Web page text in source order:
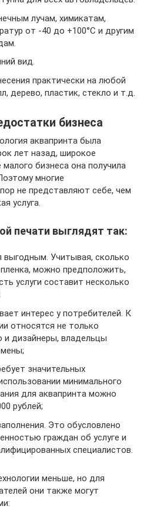
лучам, химикатам,
от -40 до +100°С и другим
вид.
практически на любой
дерево, пластик, стекло и т.д.
бизнеса
аквапринта была
лет назад, широкое
бизнеса она получила
многие
не представляют себе, чем
услуга.
печати выглядят так:
выгодным. Учитывая, сколько
можно предположить,
услуги составит несколько
интерес у потребителей. К
относятся не только
и дизайнеры, владельцы
значительных
минимального
для аквапринта можно
рублей;
Это обусловлено
граждан об услуге и
специалистов.
меньше, но для
они также могут